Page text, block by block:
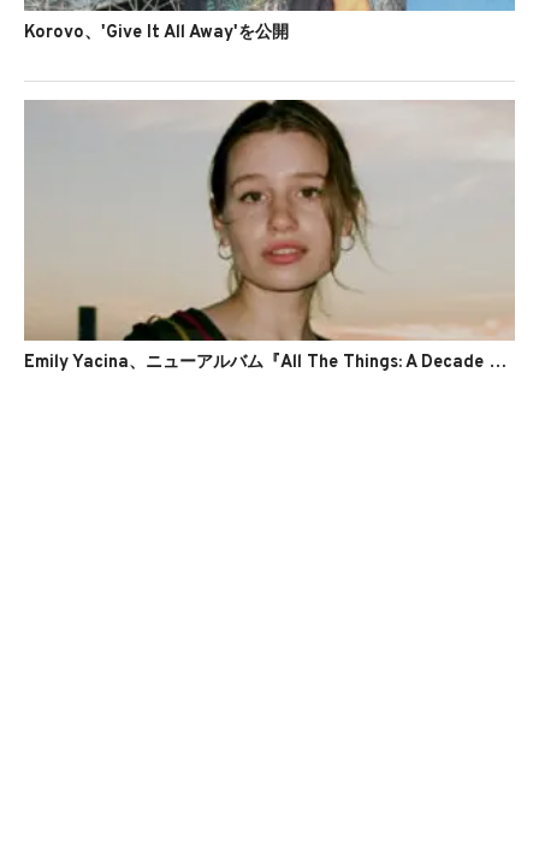
Korovo、'Give It All Away'を公開
Emily Yacina、ニューアルバム『All The Things: A Decade of Songs』をリリース